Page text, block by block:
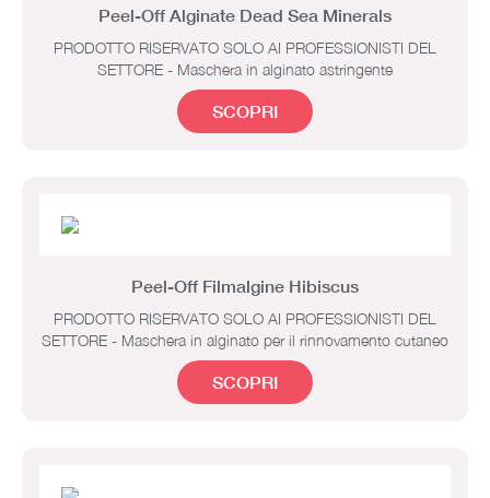
Peel-Off Alginate Dead Sea Minerals
PRODOTTO RISERVATO SOLO AI PROFESSIONISTI DEL
SETTORE - Maschera in alginato astringente
SCOPRI
Peel-Off Filmalgine Hibiscus
PRODOTTO RISERVATO SOLO AI PROFESSIONISTI DEL
SETTORE - Maschera in alginato per il rinnovamento cutaneo
SCOPRI